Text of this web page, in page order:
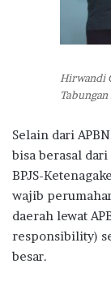
Hirwandi
Selain dari
bisa berasal
BPJS-
wajib
daerah lewat
responsibility)
besar.